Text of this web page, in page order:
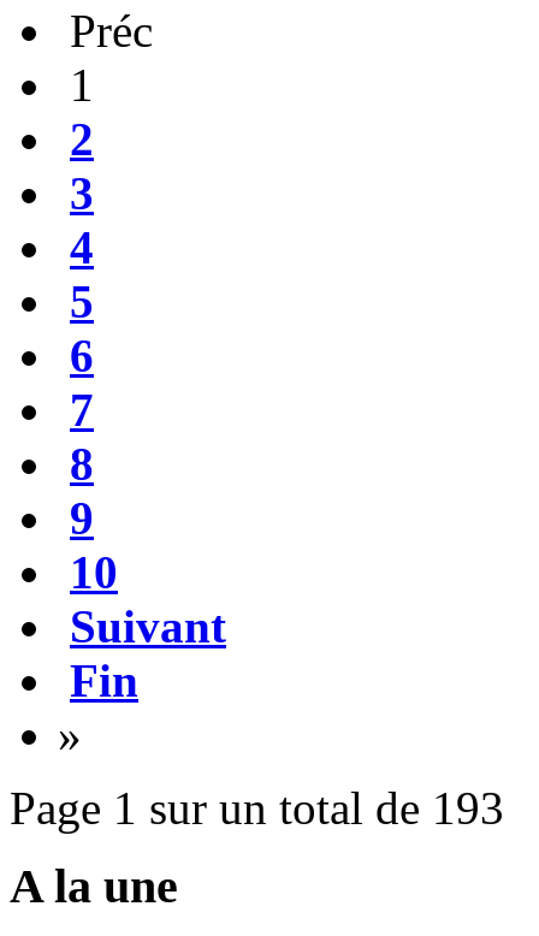
Préc
1
2
3
4
5
6
7
8
9
10
Suivant
Fin
»
Page 1 sur un total de 193
A la une